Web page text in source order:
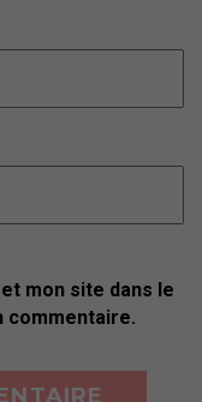
mon site dans le
commentaire.